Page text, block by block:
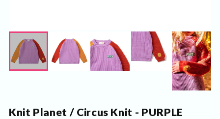
Knit Planet / Circus Knit - PURPLE